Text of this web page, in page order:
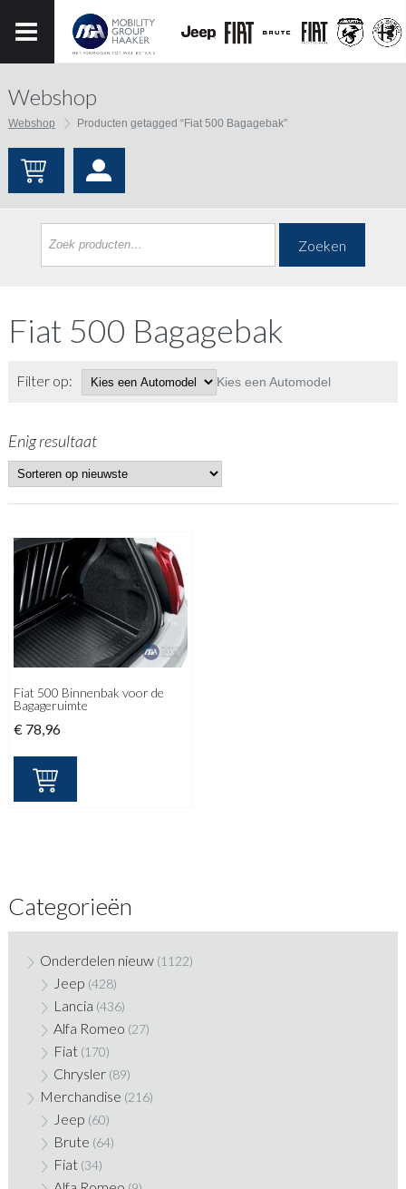
Webshop
Webshop Producten getagged “Fiat 500 Bagagebak”
Zoeken
Fiat 500 Bagagebak
Filter op: Kies een Automodel
Enig resultaat
Fiat 500 Binnenbak voor de
Bagageruimte
€ 78,96
Categorieën
Onderdelen nieuw (1122)
Jeep (428)
Lancia (436)
Alfa Romeo (27)
Fiat (170)
Chrysler (89)
Merchandise (216)
Jeep (60)
Brute (64)
Fiat (34)